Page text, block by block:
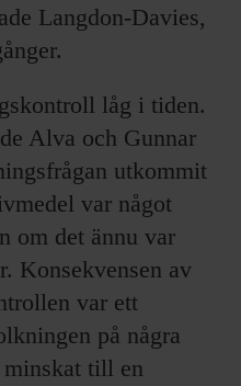
Langdon-Davies,
låg i tiden.
Alva och Gunnar
utkommit
var något
om det ännu var
Konsekvensen av
var ett
på några
minskat till en